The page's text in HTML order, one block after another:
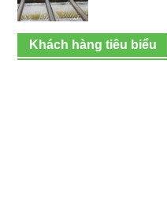
Khách hàng tiêu biểu